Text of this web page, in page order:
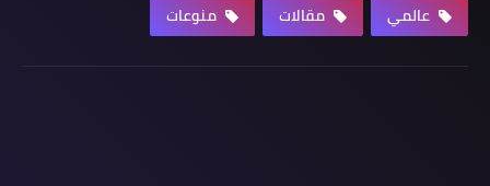
عالمي
مقالات منوعات